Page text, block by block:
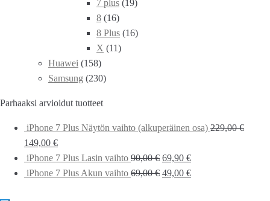
7 plus (19)
8 (16)
8 Plus (16)
X (11)
Huawei (158)
Samsung (230)
Parhaaksi arvioidut tuotteet
iPhone 7 Plus Näytön vaihto (alkuperäinen osa) 229,00€
149,00 €
iPhone 7 Plus Lasin vaihto 90,00€ 69,90 €
iPhone 7 Plus Akun vaihto 69,00€ 49,00 €